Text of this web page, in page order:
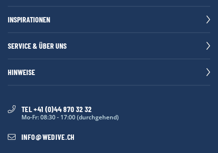
INSPIRATIONEN
SERVICE & ÜBER UNS
HINWEISE
TEL +41 (0)44 870 32 32
Mo-Fr: 08:30 - 17:00 (durchgehend)
INFO@WEDIVE.CH